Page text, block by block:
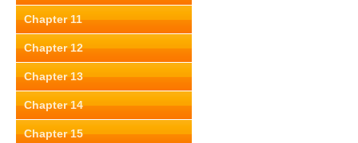
Chapter 11
Chapter 12
Chapter 13
Chapter 14
Chapter 15